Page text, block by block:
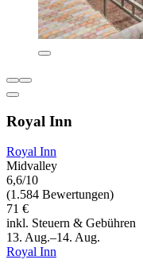
Royal Inn
Royal Inn
Midvalley
6,6/10
(1.584 Bewertungen)
71 €
inkl. Steuern & Gebühren
13. Aug.–14. Aug.
Royal Inn